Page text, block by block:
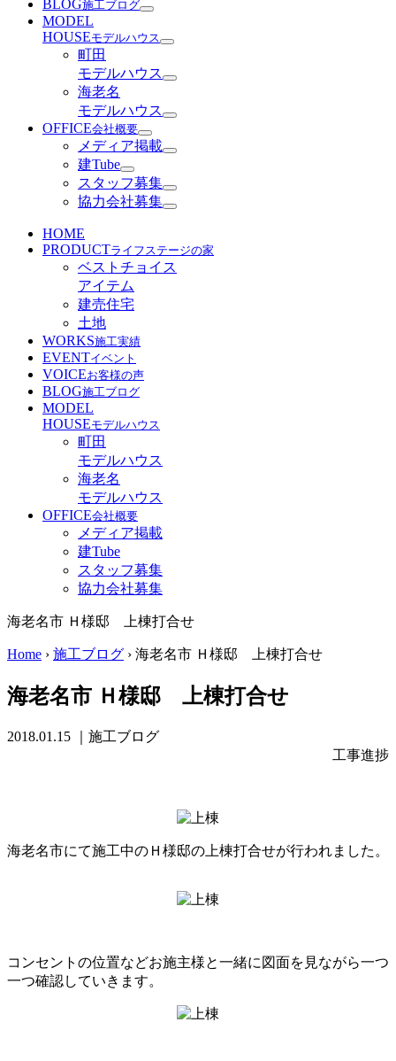
BLOG施工ブログ
MODEL
HOUSEモデルハウス
町田
モデルハウス
海老名
モデルハウス
OFFICE会社概要
メディア掲載
建Tube
スタッフ募集
協力会社募集
HOME
PRODUCTライフステージの家
ベストチョイス
アイテム
建売住宅
土地
WORKS施工実績
EVENTイベント
VOICEお客様の声
BLOG施工ブログ
MODEL
HOUSEモデルハウス
町田
モデルハウス
海老名
モデルハウス
OFFICE会社概要
メディア掲載
建Tube
スタッフ募集
協力会社募集
海老名市 Ｈ様邸 上棟打合せ
Home › 施工ブログ › 海老名市 Ｈ様邸 上棟打合せ
海老名市 Ｈ様邸 上棟打合せ
2018.01.15
｜施工ブログ
工事進捗
海老名市にて施工中のＨ様邸の上棟打合せが行われました。
コンセントの位置などお施主様と一緒に図面を見ながら一つ
一つ確認していきます。